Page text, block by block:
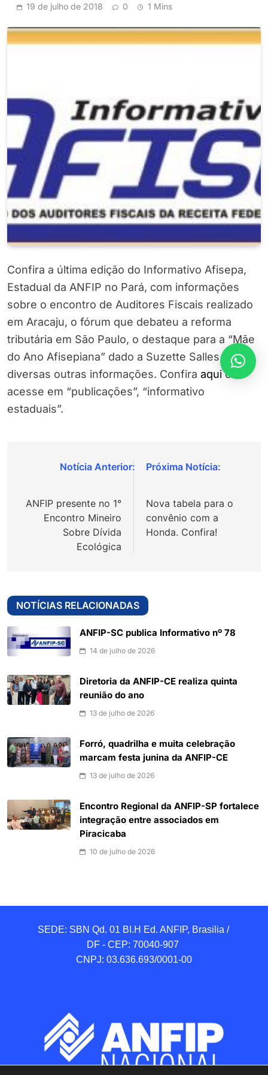
19 de julho de 2018 0 1 Mins
Confira a última edição do Informativo Afisepa,
Estadual da ANFIP no Pará, com informações
sobre o encontro de Auditores Fiscais realizado
em Aracaju, o fórum que debateu a reforma
tributária em São Paulo, o destaque para a “Mãe
do Ano Afisepiana” dado a Suzette Salles e
diversas outras informações. Confira aquiou
acesse em “publicações”, “informativo
estaduais”.
Navegação
Post
ANFIP presente no 1°
Encontro Mineiro
Sobre Dívida
Ecológica
Nova tabela para o
convênio com a
Honda. Confira!
NOTÍCIAS RELACIONADAS
ANFIP-SC publica Informativo nº 78
14 de julho de 2026
Diretoria da ANFIP-CE realiza quinta
reunião do ano
13 de julho de 2026
Forró, quadrilha e muita celebração
marcam festa junina da ANFIP-CE
13 de julho de 2026
Encontro Regional da ANFIP-SP fortalece
integração entre associados em
Piracicaba
10 de julho de 2026
SEDE: SBN Qd. 01 BI.H Ed. ANFIP, Brasilia /
DF - CEP: 70040-907
CNPJ: 03.636.693/0001-00